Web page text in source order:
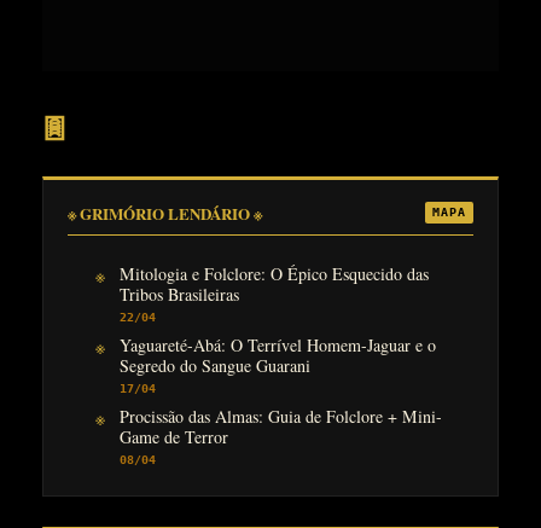
𖣍
※ GRIMÓRIO LENDÁRIO ※ MAPA
Mitologia e Folclore: O Épico Esquecido das
Tribos Brasileiras
22/04
Yaguareté-Abá: O Terrível Homem-Jaguar e o
Segredo do Sangue Guarani
17/04
Procissão das Almas: Guia de Folclore + Mini-
Game de Terror
08/04